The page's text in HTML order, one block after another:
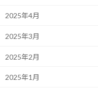
2025年4月
2025年3月
2025年2月
2025年1月